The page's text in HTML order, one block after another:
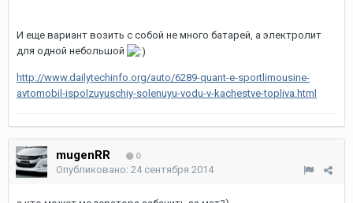
И еще вариант возить с собой не много батарей, а электролит
для одной небольшой
http://www.dailytechinfo.org/auto/6289-quant-e-sportlimousine-
avtomobil-ispolzuyuschiy-solenuyu-vodu-v-kachestve-topliva.html
mugenRR 0
Опубликовано: 24 сентября 2014